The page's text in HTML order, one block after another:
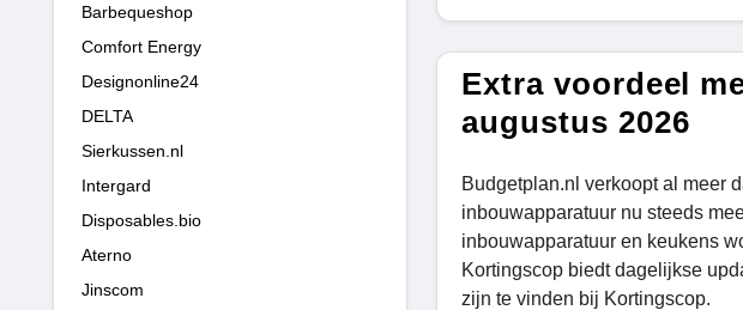
Barbequeshop
Comfort Energy
Designonline24
DELTA
Sierkussen.nl
Intergard
Disposables.bio
Aterno
Jinscom
Extra voordeel
augustus 2026
Budgetplan.nl verkoopt al meer
inbouwapparatuur nu steeds
inbouwapparatuur en keukens
Kortingscop biedt dagelijkse
zijn te vinden bij Kortingscop.